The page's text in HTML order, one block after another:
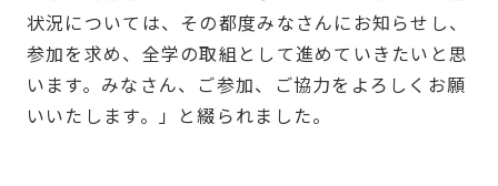
状況については、その都度みなさんにお知らせし、
参加を求め、全学の取組として進めていきたいと思
います。みなさん、ご参加、ご協力をよろしくお願
いいたします。」と綴られました。